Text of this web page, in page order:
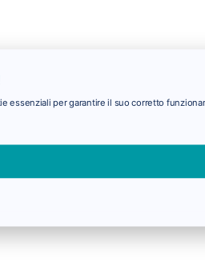
essenziali per garantire il suo corretto